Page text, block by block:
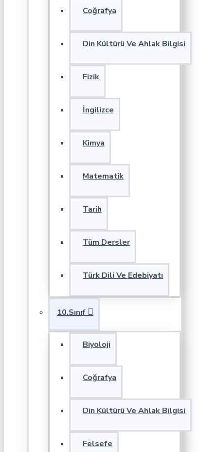
Coğrafya
Din Kültürü Ve Ahlak Bilgisi
Fizik
İngilizce
Kimya
Matematik
Tarih
Tüm Dersler
Türk Dili Ve Edebiyatı
10.Sınıf
Biyoloji
Coğrafya
Din Kültürü Ve Ahlak Bilgisi
Felsefe